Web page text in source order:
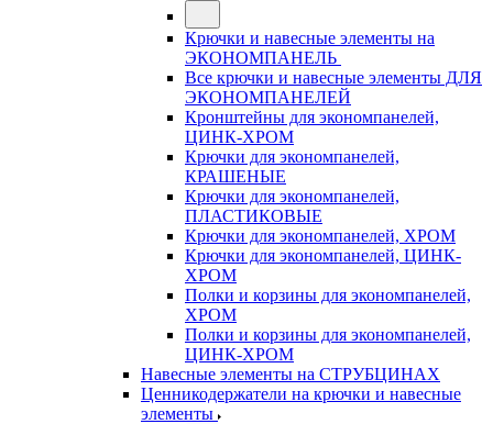
Крючки и навесные элементы на
ЭКОНОМПАНЕЛЬ
Все крючки и навесные элементы ДЛЯ
ЭКОНОМПАНЕЛЕЙ
Кронштейны для экономпанелей,
ЦИНК-ХРОМ
Крючки для экономпанелей,
КРАШЕНЫЕ
Крючки для экономпанелей,
ПЛАСТИКОВЫЕ
Крючки для экономпанелей, ХРОМ
Крючки для экономпанелей, ЦИНК-
ХРОМ
Полки и корзины для экономпанелей,
ХРОМ
Полки и корзины для экономпанелей,
ЦИНК-ХРОМ
Навесные элементы на СТРУБЦИНАХ
Ценникодержатели на крючки и навесные
элементы